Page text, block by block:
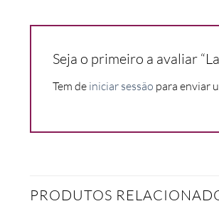
Seja o primeiro a avaliar
Tem de iniciar sessão para enviar
PRODUTOS